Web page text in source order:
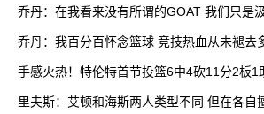
乔丹：在我看来没有所谓的GOAT 我们只是
乔丹：我百分百怀念篮球 竞技热血从未褪去
手感火热！特伦特首节投篮6中4砍11分2板1
里夫斯：艾顿和海斯两人类型不同 但在各自